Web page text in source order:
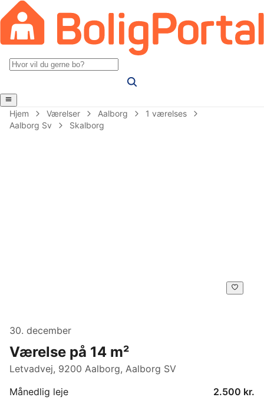
Hjem Værelser Aalborg
1 værelses
Aalborg Sv
Skalborg
30. december
Værelse på 14 m²
Letvadvej, 9200 Aalborg, Aalborg SV
Månedlig leje
2.500 kr.